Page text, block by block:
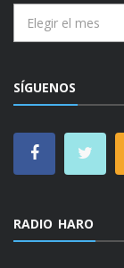
SÍGUENOS
RADIO HARO